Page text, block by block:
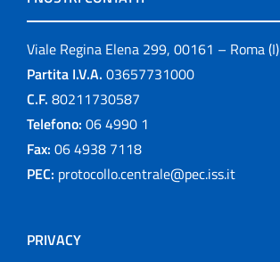
Viale Regina Elena 299, 00161 – Roma (I)
Partita I.V.A. 03657731000
C.F. 80211730587
Telefono: 06 4990 1
Fax: 06 4938 7118
PEC: protocollo.centrale@pec.iss.it
PRIVACY